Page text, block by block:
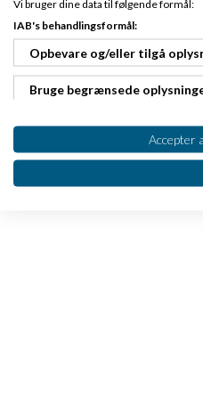
Vi bruger dine data til følgende formål:
IAB's behandlingsformål:
Opbevare og/eller tilgå
Bruge begrænsede
Oprette profiler til tilpasset
Bruge profiler til at vælge
Accepter